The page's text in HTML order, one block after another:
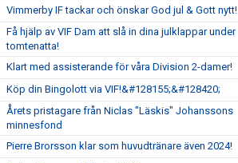
Vimmerby IF tackar och önskar God jul & Gott nytt!
Få hjälp av VIF Dam att slå in dina julklappar under
tomtenatta!
Klart med assisterande för våra Division 2-damer!
Köp din Bingolott via VIF!&#128155;&#128420;
Årets pristagare från Niclas "Läskis" Johanssons
minnesfond
Pierre Brorsson klar som huvudtränare även 2024!